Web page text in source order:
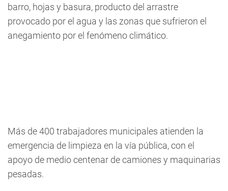
barro, hojas y basura, producto del arrastre
provocado por el agua y las zonas que sufrieron el
anegamiento por el fenómeno climático.
Más de 400 trabajadores municipales atienden la
emergencia de limpieza en la vía pública, con el
apoyo de medio centenar de camiones y maquinarias
pesadas.